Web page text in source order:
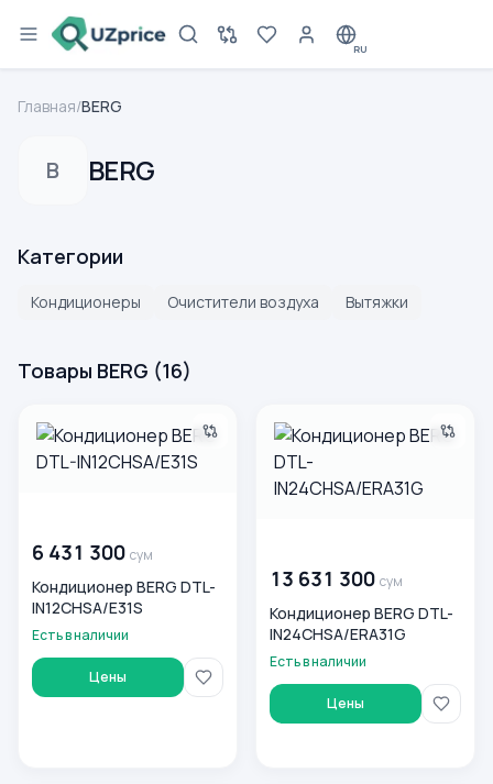
RU
Главная/BERG
B BERG
Категории
Кондиционеры Очистители воздуха Вытяжки
Товары BERG (16)
Кондиционер BERG DTL-IN12CHSA/E31S
6 431 300 сум
Кондиционер BERG DTL-
IN12CHSA/E31S
Есть в наличии
Цены
Кондиционер BERG DTL-
13 631 300 сум
Кондиционер BERG DTL-
IN24CHSA/ERA31G
Есть в наличии
Цены